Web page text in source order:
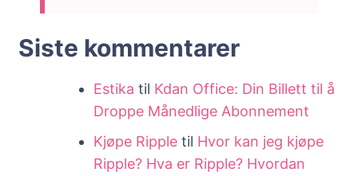
Siste kommentarer
Estika til Kdan Office: Din Billett til å
Droppe Månedlige Abonnement
Kjøpe Ripple til Hvor kan jeg kjøpe
Ripple? Hva er Ripple? Hvordan